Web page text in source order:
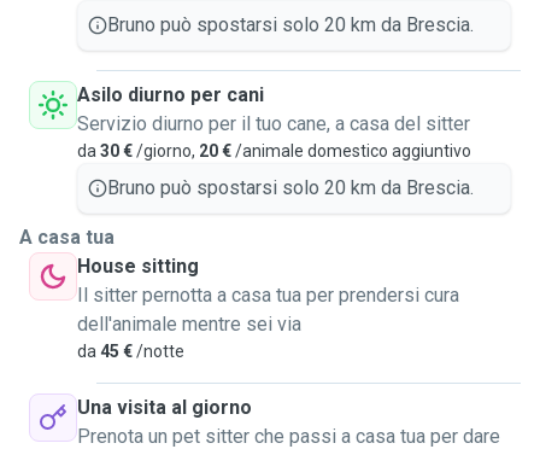
sempre aperto a valutare tutte le proposte e trovare un
punto d'incontro. Sono molto paziente e responsabile,
inoltre se ci sono particolari esigenze sono sempre attento
a soddisfarle e a prendermi cura dei cani al meglio! Sono
disponibile a prendermi cura anche di gatti e altri animali :)
Bruno può spostarsi solo 20 km da Brescia.
Asilo diurno per cani
Servizio diurno per il tuo cane, a casa del sitter
da 30 €/giorno, 20 €/animale domestico aggiuntivo
Bruno può spostarsi solo 20 km da Brescia.
A casa tua
House sitting
Il sitter pernotta a casa tua per prendersi cura
dell'animale mentre sei via
da 45 €/notte
Una visita al giorno
Prenota un pet sitter che passi a casa tua per dare